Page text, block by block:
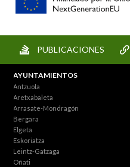
PUBLICACIONES
AYUNTAMIENTOS
Antzuola
Aretxabaleta
Arrasate-Mondragón
Bergara
Elgeta
Eskoriatza
Leintz-Gatzaga
Oñati